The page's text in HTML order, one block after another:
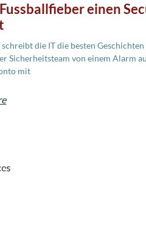
einen
die IT die besten
Sicherheitsteam von einem Alarm
mit